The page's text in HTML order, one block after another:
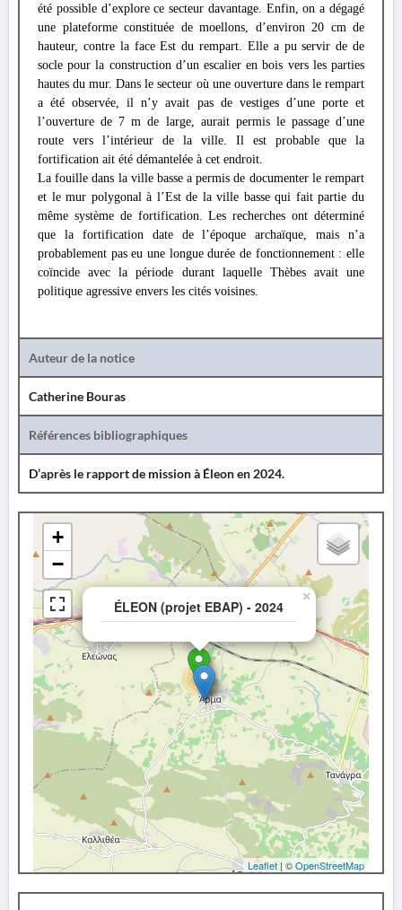
été possible d’explore ce secteur davantage. Enfin, on a dégagé
une plateforme constituée de moellons, d’environ 20 cm de
hauteur, contre la face Est du rempart. Elle a pu servir de de
socle pour la construction d’un escalier en bois vers les parties
hautes du mur. Dans le secteur où une ouverture dans le rempart
a été observée, il n’y avait pas de vestiges d’une porte et
l’ouverture de 7 m de large, aurait permis le passage d’une
route vers l’intérieur de la ville. Il est probable que la
fortification ait été démantelée à cet endroit.
La fouille dans la ville basse a permis de documenter le rempart
et le mur polygonal à l’Est de la ville basse qui fait partie du
même système de fortification. Les recherches ont déterminé
que la fortification date de l’époque archaïque, mais n’a
probablement pas eu une longue durée de fonctionnement : elle
coïncide avec la période durant laquelle Thèbes avait une
politique agressive envers les cités voisines.
Auteur de la notice
Catherine Bouras
Références bibliographiques
D’après le rapport de mission à Éleon en 2024.
ÉLEON (projet EBAP) - 2024
×
+
−
Leaflet | ©OpenStreetMap